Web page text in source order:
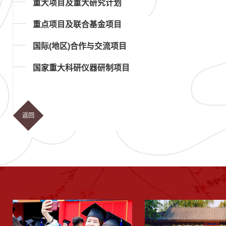
重大项目及重大研究计划
重点项目及联合基金项目
国际(地区)合作与交流项目
国家重大科研仪器研制项目
返回